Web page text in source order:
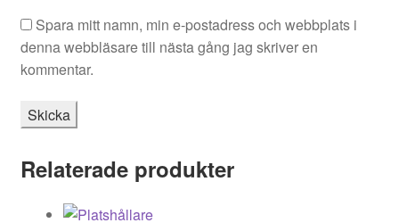
Spara mitt namn, min e-postadress och webbplats i
denna webbläsare till nästa gång jag skriver en
kommentar.
Relaterade produkter